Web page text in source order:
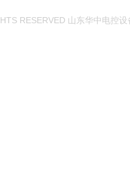
RESERVED 山东华中电控